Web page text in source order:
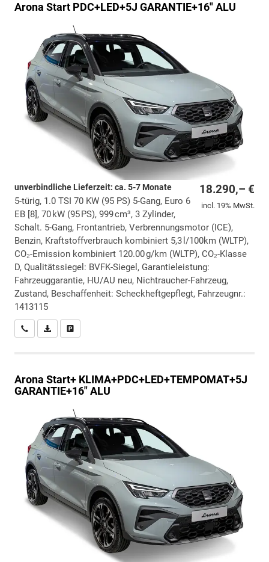
Arona Start PDC+LED+5J GARANTIE+16" ALU
18.290,– €
incl. 19% MwSt.
unverbindliche Lieferzeit: ca. 5-7 Monate
5-türig, 1.0 TSI 70 KW (95 PS) 5-Gang, Euro 6
EB [8], 70 kW (95 PS), 999 cm³, 3 Zylinder,
Schalt. 5-Gang, Frontantrieb, Verbrennungsmotor (ICE),
Benzin, Kraftstoffverbrauch kombiniert 5,3 l/100km (WLTP),
CO₂-Emission kombiniert 120.00 g/km (WLTP), CO₂-Klasse
D, Qualitätssiegel: BVFK-Siegel, Garantieleistung:
Fahrzeuggarantie, HU/AU neu, Nichtraucher-Fahrzeug,
Zustand, Beschaffenheit: Scheckheftgepflegt, Fahrzeugnr.:
1413115
Wir rufen Sie anPDF-Datei, Fahrzeugexposé drucken
Arona Start+ KLIMA+PDC+LED+TEMPOMAT+5J
GARANTIE+16" ALU